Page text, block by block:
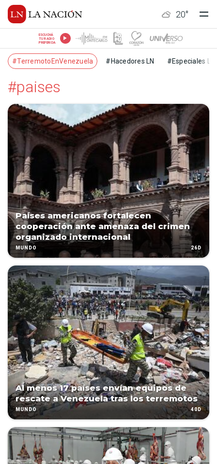
20°
ESCUCHÁ
TU RADIO
PREFERIDA
#TerremotoEnVenezuela #Hacedores LN #Especiales LN
#paises
Países americanos fortalecen
cooperación ante amenaza del crimen
organizado internacional
MUNDO 26D
Al menos 17 países envían equipos de
rescate a Venezuela tras los terremotos
MUNDO 40D